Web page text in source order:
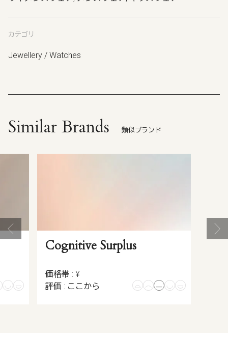
カテゴリ
Jewellery / Watches
Similar Brands 類似ブランド
Cognitive Surplus
価格帯 : ¥
評価 : ここから